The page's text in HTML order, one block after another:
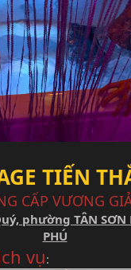
TIẾN
CẤP VƯƠNG
phường TÂN
PHÚ
vụ: